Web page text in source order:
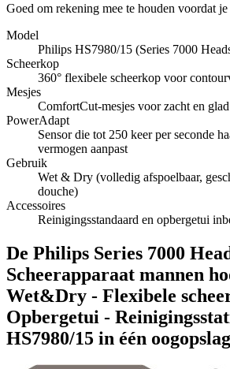
Goed om rekening mee te houden voordat
Model
Philips HS7980/15 (Series 7000
Scheerkop
360° flexibele scheerkop voor
Mesjes
ComfortCut-mesjes voor zacht en glad
PowerAdapt
Sensor die tot 250 keer per seconde
vermogen aanpast
Gebruik
Wet & Dry (volledig afspoelbaar,
douche)
Accessoires
Reinigingsstandaard en opbergetui
De Philips Series 7000
Scheerapparaat mannen
Wet&Dry - Flexibele
Opbergetui -
HS7980/15 in één oogopslag